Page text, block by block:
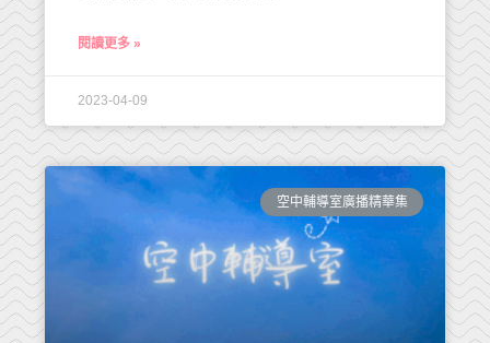
閱讀更多 »
2023-04-09
空中輔導室廣播精華集